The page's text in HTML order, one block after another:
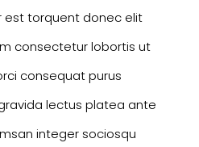
est torquent donec elit
consectetur lobortis ut
consequat purus
lectus platea ante
integer sociosqu